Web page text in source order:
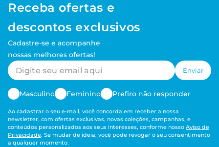
Receba ofertas e
descontos exclusivos
Cadastre-se e acompanhe
nossas melhores ofertas!
Enviar
Masculino Feminino Prefiro não responder
Ao cadastrar o seu e-mail, você concorda em receber a nossa
newsletter, com ofertas exclusivas, novas coleções, campanhas, e
conteúdos personalizados aos seus interesses, conforme nosso Aviso de
Privacidade. Se mudar de ideia, você pode revogar o seu consentimento
a qualquer momento.